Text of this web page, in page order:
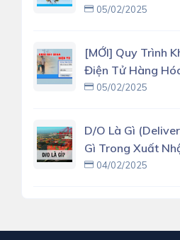
05/02/2025
[MỚI] Quy Trình
Điện Tử Hàng
05/02/2025
D/O Là Gì
Gì Trong Xuất
04/02/2025